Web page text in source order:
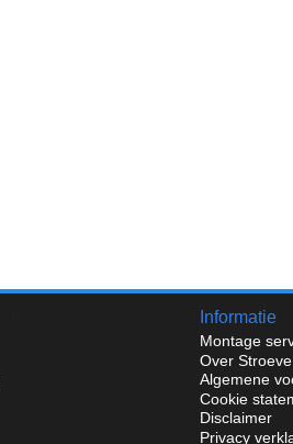
Informatie
Montage
Over
Algemene
Cookie
Disclaimer
Privacy